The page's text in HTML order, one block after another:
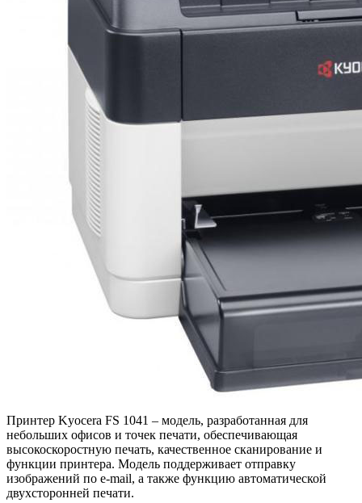
Принтер Kyocera FS 1041 – модель, разработанная для
небольших офисов и точек печати, обеспечивающая
высокоскоростную печать, качественное сканирование и
функции принтера. Модель поддерживает отправку
изображений по e-mail, а также функцию автоматической
двухсторонней печати.